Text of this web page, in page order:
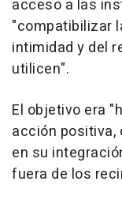
acceso a las
"compatibilizar
intimidad y del
utilicen".
El objetivo era
acción
en su
fuera de los